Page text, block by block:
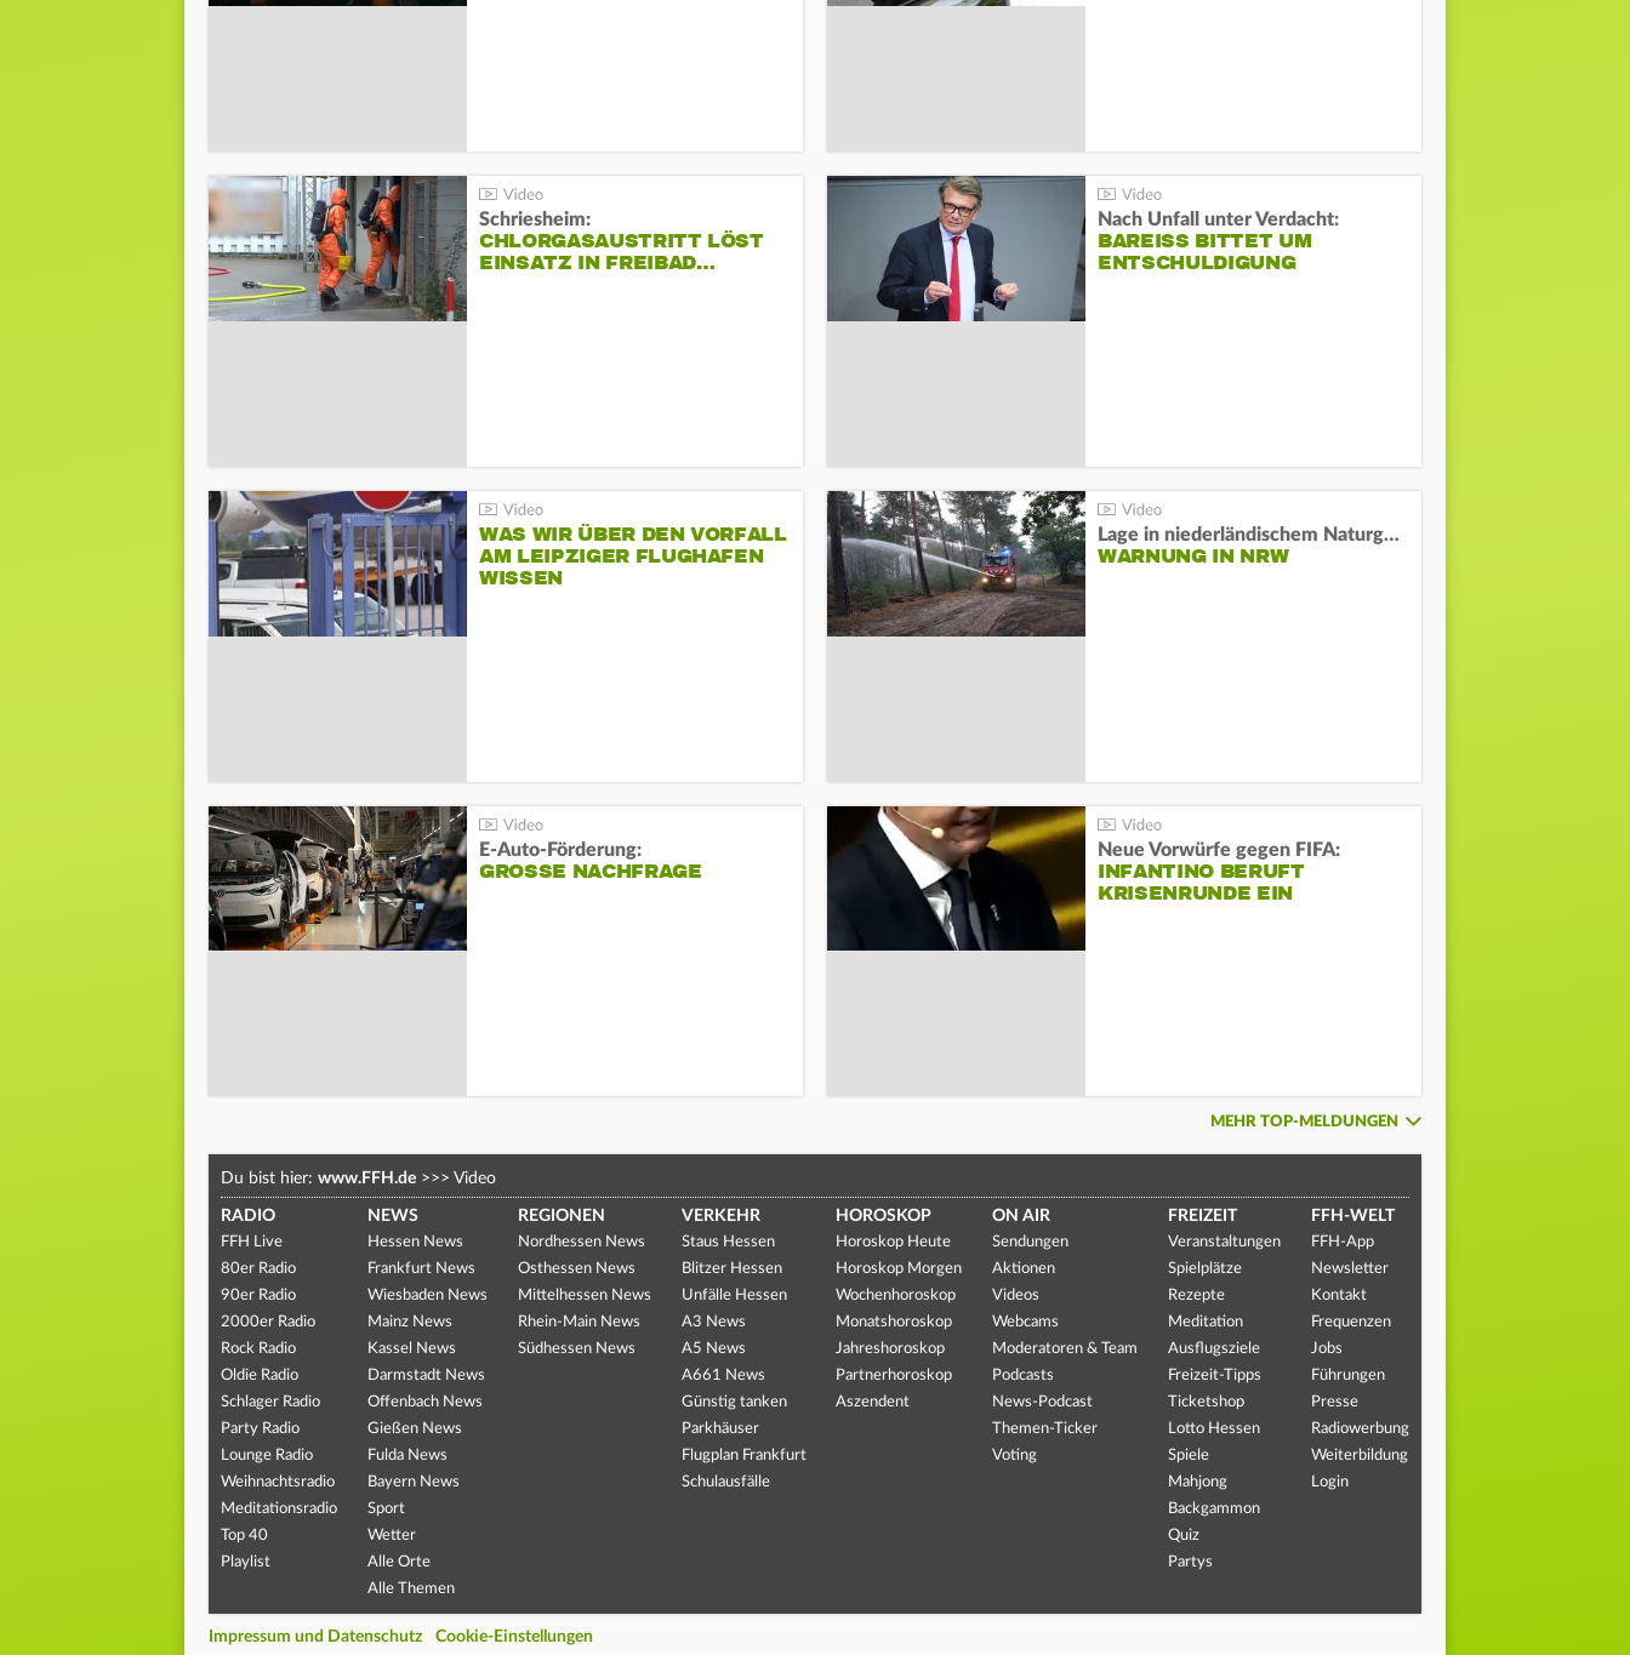
Schriesheim:
CHLORGASAUSTRITT LÖST
EINSATZ IN FREIBAD…
Nach Unfall unter Verdacht:
BAREISS BITTET UM E
NTSCHULDIGUNG
WAS WIR ÜBER DEN VORFALL
AM LEIPZIGER FLUGHAFEN
WISSEN
Lage in niederländischem Naturgebiet stabil
WARNUNG IN NRW
E-Auto-Förderung:
GROSSE NACHFRAGE
Neue Vorwürfe gegen FIFA:
INFANTINO BERUFT
KRISENRUNDE EIN
MEHR TOP-MELDUNGEN
Du bist hier: www.FFH.de >>> Video
RADIO
FFH Live
80er Radio
90er Radio
2000er Radio
Rock Radio
Oldie Radio
Schlager Radio
Party Radio
Lounge Radio
Weihnachtsradio
Meditationsradio
Top 40
Playlist
NEWS
Hessen News
Frankfurt News
Wiesbaden News
Mainz News
Kassel News
Darmstadt News
Offenbach News
Gießen News
Fulda News
Bayern News
Sport
Wetter
Alle Orte
Alle Themen
REGIONEN
Nordhessen News
Osthessen News
Mittelhessen News
Rhein-Main News
Südhessen News
VERKEHR
Staus Hessen
Blitzer Hessen
Unfälle Hessen
A3 News
A5 News
A661 News
Günstig tanken
Parkhäuser
Flugplan Frankfurt
Schulausfälle
HOROSKOP
Horoskop Heute
Horoskop Morgen
Wochenhoroskop
Monatshoroskop
Jahreshoroskop
Partnerhoroskop
Aszendent
ON AIR
Sendungen
Aktionen
Videos
Webcams
Moderatoren & Team
Podcasts
News-Podcast
Themen-Ticker
Voting
FREIZEIT
Veranstaltungen
Spielplätze
Rezepte
Meditation
Ausflugsziele
Freizeit-Tipps
Ticketshop
Lotto Hessen
Spiele
Mahjong
Backgammon
Quiz
Partys
FFH-WELT
FFH-App
Newsletter
Kontakt
Frequenzen
Jobs
Führungen
Presse
Radiowerbung
Weiterbildung
Login
Impressum und Datenschutz Cookie-Einstellungen